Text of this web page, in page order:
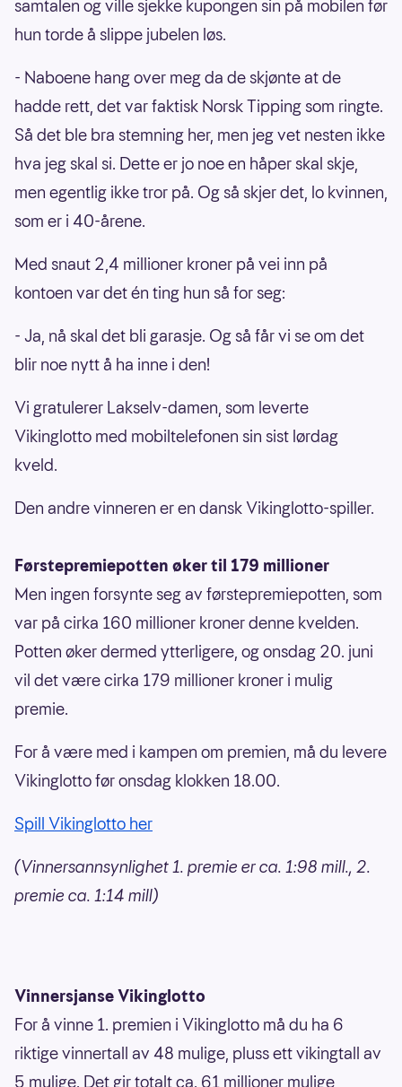
samtalen og ville sjekke kupongen sin på mobilen før
hun torde å slippe jubelen løs.
- Naboene hang over meg da de skjønte at de
hadde rett, det var faktisk Norsk Tipping som ringte.
Så det ble bra stemning her, men jeg vet nesten ikke
hva jeg skal si. Dette er jo noe en håper skal skje,
men egentlig ikke tror på. Og så skjer det, lo kvinnen,
som er i 40-årene.
Med snaut 2,4 millioner kroner på vei inn på
kontoen var det én ting hun så for seg:
- Ja, nå skal det bli garasje. Og så får vi se om det
blir noe nytt å ha inne i den!
Vi gratulerer Lakselv-damen, som leverte
Vikinglotto med mobiltelefonen sin sist lørdag
kveld.
Den andre vinneren er en dansk Vikinglotto-spiller.
Førstepremiepotten øker til 179 millioner
Men ingen forsynte seg av førstepremiepotten, som
var på cirka 160 millioner kroner denne kvelden.
Potten øker dermed ytterligere, og onsdag 20. juni
vil det være cirka 179 millioner kroner i mulig
premie.
For å være med i kampen om premien, må du levere
Vikinglotto før onsdag klokken 18.00.
Spill Vikinglotto her
(Vinnersannsynlighet 1. premie er ca. 1:98 mill., 2.
premie ca. 1:14 mill)
Vinnersjanse Vikinglotto
For å vinne 1. premien i Vikinglotto må du ha 6
riktige vinnertall av 48 mulige, pluss ett vikingtall av
5 mulige. Det gir totalt ca. 61 millioner mulige